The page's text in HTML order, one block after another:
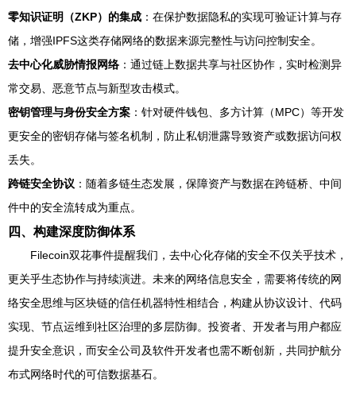
零知识证明（ZKP）的集成 ：在保护数据隐私的实现可验证计算与存
储，增强IPFS这类存储网络的数据来源完整性与访问控制安全。
去中心化威胁情报网络 ：通过链上数据共享与社区协作，实时检测异
常交易、恶意节点与新型攻击模式。
密钥管理与身份安全方案 ：针对硬件钱包、多方计算（MPC）等开发
更安全的密钥存储与签名机制，防止私钥泄露导致资产或数据访问权
丢失。
跨链安全协议 ：随着多链生态发展，保障资产与数据在跨链桥、中间
件中的安全流转成为重点。
四、构建深度防御体系
Filecoin双花事件提醒我们，去中心化存储的安全不仅关乎技术，
更关乎生态协作与持续演进。未来的网络信息安全，需要将传统的网
络安全思维与区块链的信任机器特性相结合，构建从协议设计、代码
实现、节点运维到社区治理的多层防御。投资者、开发者与用户都应
提升安全意识，而安全公司及软件开发者也需不断创新，共同护航分
布式网络时代的可信数据基石。